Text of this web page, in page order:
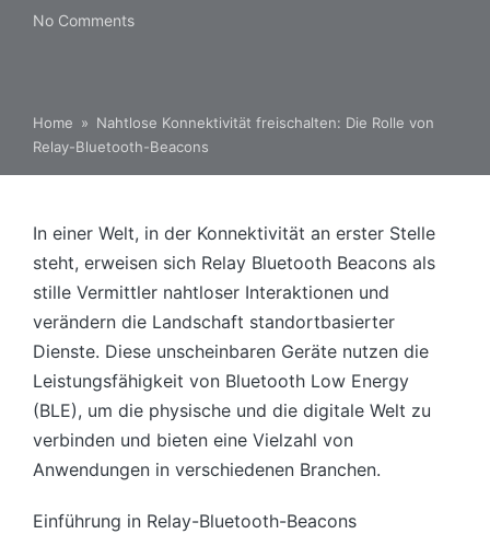
No Comments
Home » Nahtlose Konnektivität freischalten: Die Rolle von
Relay-Bluetooth-Beacons
In einer Welt, in der Konnektivität an erster Stelle
steht, erweisen sich Relay Bluetooth Beacons als
stille Vermittler nahtloser Interaktionen und
verändern die Landschaft standortbasierter
Dienste. Diese unscheinbaren Geräte nutzen die
Leistungsfähigkeit von Bluetooth Low Energy
(BLE), um die physische und die digitale Welt zu
verbinden und bieten eine Vielzahl von
Anwendungen in verschiedenen Branchen.
Einführung in Relay-Bluetooth-Beacons